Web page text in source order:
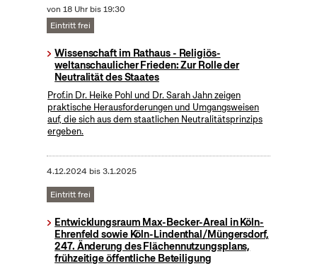
von 18 Uhr bis 19:30
Eintritt frei
Wissenschaft im Rathaus - Religiös-
weltanschaulicher Frieden: Zur Rolle der
Neutralität des Staates
Prof.in Dr. Heike Pohl und Dr. Sarah Jahn zeigen
praktische Herausforderungen und Umgangsweisen
auf, die sich aus dem staatlichen Neutralitätsprinzips
ergeben.
4.12.2024 bis3.1.2025
Eintritt frei
Entwicklungsraum Max-Becker-Areal in Köln-
Ehrenfeld sowie Köln-Lindenthal/Müngersdorf,
247. Änderung des Flächennutzungsplans,
frühzeitige öffentliche Beteiligung